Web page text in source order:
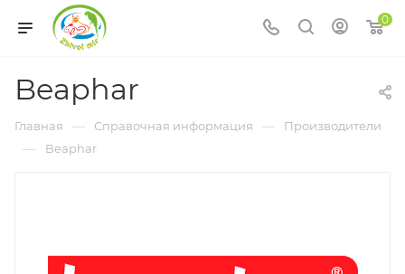
0
Beaphar
Главная — Справочная информация — Производители
— Beaphar